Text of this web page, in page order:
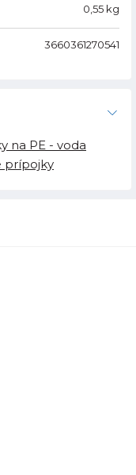
0,55 kg
3660361270541
na PE - voda
prípojky